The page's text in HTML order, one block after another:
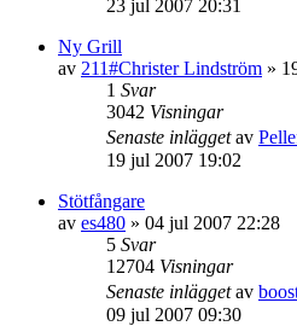
23 jul 2007 20:31
Ny Grill
av 211#Christer Lindström »
1 Svar
3042 Visningar
Senaste inläggetav
19 jul 2007 19:02
Stötfångare
av es480 » 04 jul 2007 22:28
5 Svar
12704 Visningar
Senaste inläggetav
09 jul 2007 09:30